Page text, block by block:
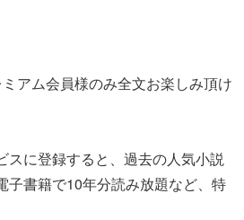
アム会員様のみ全文お楽しみ頂け
スに登録すると、過去の人気小説
子書籍で10年分読み放題など、特